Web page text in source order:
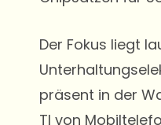
Der Fokus liegt
präsent in der
TI von